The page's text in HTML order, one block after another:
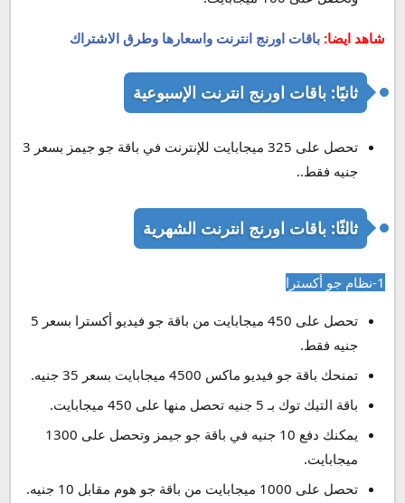
شاهد ايضا: باقات اورنج انترنت واسعارها وطرق الاشتراك
ثانيًا: باقات اورنج انترنت الإسبوعية
تحصل على 325 ميجابايت للإنترنت في باقة جو جيمز بسعر 3
جنيه فقط..
ثالثًا: باقات اورنج انترنت الشهرية
1-نظام جو أكسترا
تحصل على 450 ميجابايت من باقة جو فيديو أكسترا بسعر 5
جنيه فقط.
تمنحك باقة جو فيديو ماكس 4500 ميجابايت بسعر 35 جنيه.
باقة التيك توك بـ 5 جنيه تحصل منها على 450 ميجابايت.
يمكنك دفع 10 جنيه في باقة جو جيمز وتحصل على 1300
ميجابايت.
تحصل على 1000 ميجابايت من باقة جو هوم مقابل 10 جنيه.